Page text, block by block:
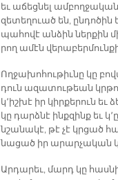
եւ ա­ճեց­նել
զե­տե­ղուած են, ըն­դո­ծին
պա­հո­վէ ան­ձին ներ­քին
րող ա­մէն
Ող­ջա­խո­հու­թիւ­նը կը
դուն ա­զա­տու­թեան
կ՚իշ­խէ իր կիր­քե­րուն
կը դարձ­նէ ինք­զինք եւ
նշա­նա­կէ, թէ չէ կրցած
նա­ցած իր ա­րար­չա­կան
Ար­դա­րեւ, մարդ կը